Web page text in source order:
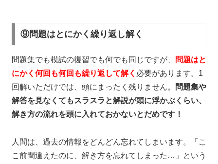
⑨問題はとにかく繰り返し解く
問題集でも模試の復習でも何でも同じですが、
問題はと
にかく何回も何回も繰り返して解く 必要があります。 1
回解いただけでは、頭にまったく残りません。
問題集や
解答を見なくてもスラスラと解説が頭に浮かぶくらい、
解き方の流れを頭に入れておかないとだめです！
人間は、過去の情報をどんどん忘れてしまいます。「こ
こ前間違えたのに、解き方を忘れてしまった…」という